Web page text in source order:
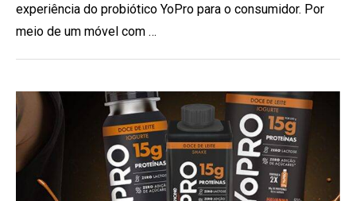
experiência do probiótico YoPro para o consumidor. Por
meio de um móvel com …